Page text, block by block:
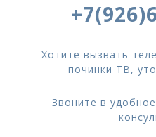
Хотите вызвать
починки ТВ,
Звоните в